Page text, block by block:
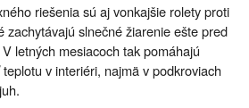
riešenia sú aj vonkajšie rolety proti
zachytávajú slnečné žiarenie ešte pred
letných mesiacoch tak pomáhajú
v interiéri, najmä v podkroviach